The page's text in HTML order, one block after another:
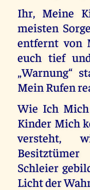
Ihr, Meine
meisten
entfernt von
euch tief
„Warnung“
Mein Rufen
Wie Ich
Kinder Mich
versteht,
Schleier
Licht der